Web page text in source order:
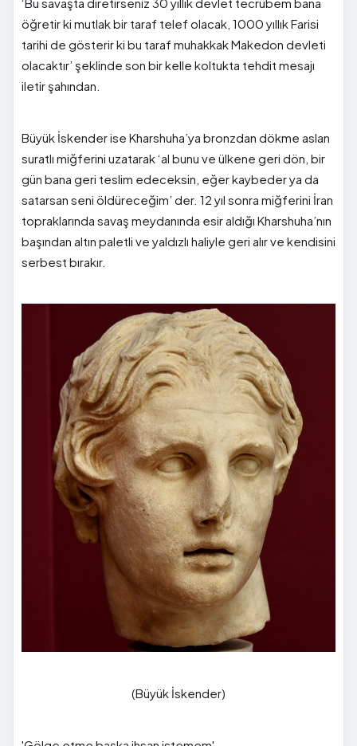
‘Bu savaşta diretirseniz 30 yıllık devlet tecrübem bana
öğretir ki mutlak bir taraf telef olacak, 1000 yıllık Farisi
tarihi de gösterir ki bu taraf muhakkak Makedon devleti
olacaktır’ şeklinde son bir kelle koltukta tehdit mesajı
iletir şahından.
Büyük İskender ise Kharshuha’ya bronzdan dökme aslan
suratlı miğferini uzatarak ‘al bunu ve ülkene geri dön, bir
gün bana geri teslim edeceksin, eğer kaybeder ya da
satarsan seni öldüreceğim’ der. 12 yıl sonra miğferini İran
topraklarında savaş meydanında esir aldığı Kharshuha’nın
başından altın paletli ve yaldızlı haliyle geri alır ve kendisini
serbest bırakır.
(Büyük İskender)